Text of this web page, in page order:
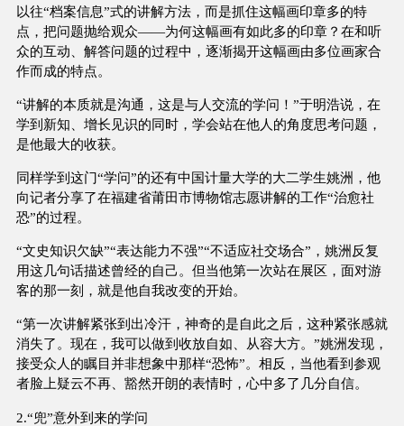
以往“档案信息”式的讲解方法，而是抓住这幅画印章多的特
点，把问题抛给观众——为何这幅画有如此多的印章？在和听
众的互动、解答问题的过程中，逐渐揭开这幅画由多位画家合
作而成的特点。
“讲解的本质就是沟通，这是与人交流的学问！”于明浩说，在
学到新知、增长见识的同时，学会站在他人的角度思考问题，
是他最大的收获。
同样学到这门“学问”的还有中国计量大学的大二学生姚洲，他
向记者分享了在福建省莆田市博物馆志愿讲解的工作“治愈社
恐”的过程。
“文史知识欠缺”“表达能力不强”“不适应社交场合”，姚洲反复
用这几句话描述曾经的自己。但当他第一次站在展区，面对游
客的那一刻，就是他自我改变的开始。
“第一次讲解紧张到出冷汗，神奇的是自此之后，这种紧张感就
消失了。现在，我可以做到收放自如、从容大方。”姚洲发现，
接受众人的瞩目并非想象中那样“恐怖”。相反，当他看到参观
者脸上疑云不再、豁然开朗的表情时，心中多了几分自信。
2.“兜”意外到来的学问